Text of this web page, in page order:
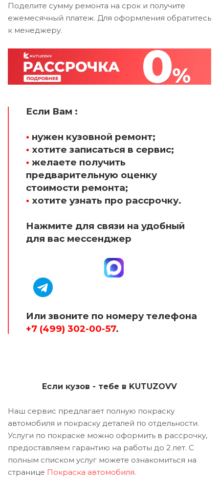
Поделите сумму ремонта на срок и получите
ежемесячный платеж. Для оформления обратитесь
к менеджеру.
Если Вам :
• нужен кузовной ремонт;
• хотите записаться в сервис;
• желаете получить
предварительную оценку
стоимости ремонта;
• хотите узнать про рассрочку.
Нажмите для связи на удобный
для вас мессенджер
Или звоните по номеру телефона
+7 (499) 302-00-57.
Если кузов - тебе в KUTUZOVV
Наш сервис предлагает полную покраску
автомобиля и покраску деталей по отдельности.
Услуги по покраске можно оформить в рассрочку,
предоставляем гарантию на работы до 2 лет. С
полным списком услуг можете ознакомиться на
странице Покраска автомобиля.